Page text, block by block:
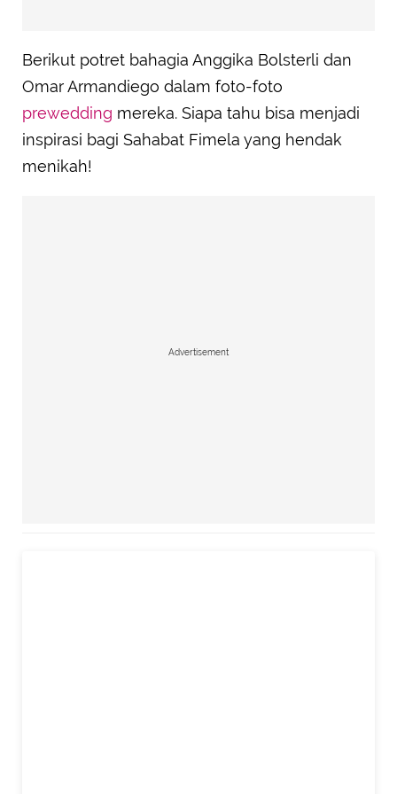
Berikut potret bahagia Anggika Bolsterli dan
Omar Armandiego dalam foto-foto
prewedding mereka. Siapa tahu bisa menjadi
inspirasi bagi Sahabat Fimela yang hendak
menikah!
Advertisement